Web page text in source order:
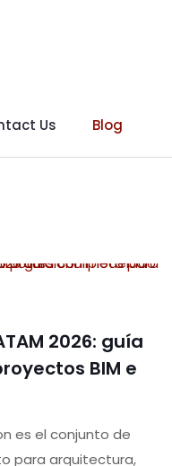
Us Blog
2026: guía
BIM e
es el conjunto de
para arquitectura,